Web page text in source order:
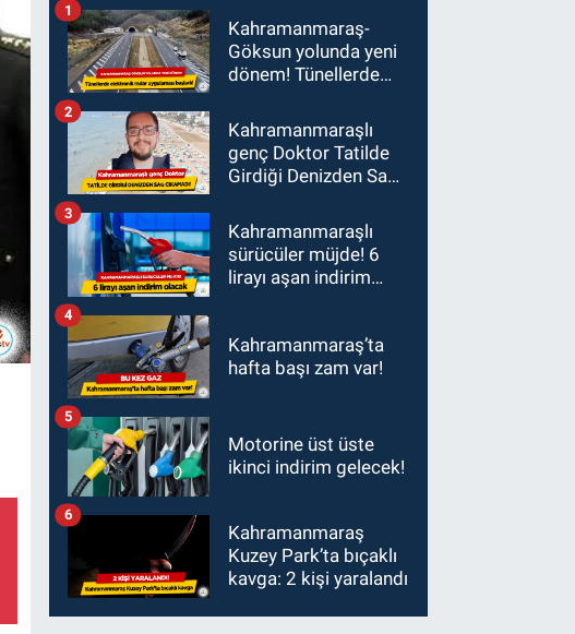
Kahramanmaraş-
Göksun yolunda yeni
dönem! Tünellerde
uygulaması başladı
1
Kahramanmaraşlı
genç Doktor Tatilde
Girdiği Denizden Sağ
2
Kahramanmaraşlı
sürücüler müjde! 6
lirayı aşan indirim
3
Kahramanmaraş’ta
hafta başı zam var!
4
Motorine üst üste
ikinci indirim gelecek!
5
Kahramanmaraş
Kuzey Park’ta bıçaklı
kavga: 2 kişi yaralandı
6